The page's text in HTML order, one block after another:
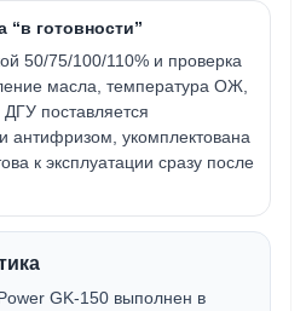
“в готовности”
50/75/100/110% и проверка
масла, температура ОЖ,
поставляется
антифризом, укомплектована
к эксплуатации сразу после
GK-150 выполнен в